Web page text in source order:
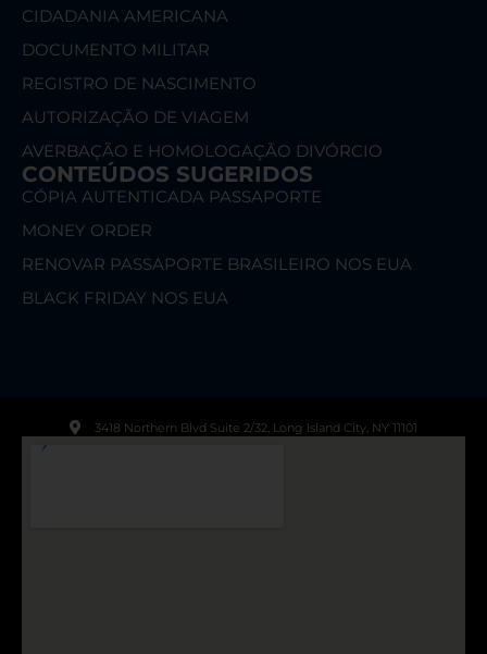
CIDADANIA AMERICANA
DOCUMENTO MILITAR
REGISTRO DE NASCIMENTO
AUTORIZAÇÃO DE VIAGEM
AVERBAÇÃO E HOMOLOGAÇÃO DIVÓRCIO
CONTEÚDOS SUGERIDOS
CÓPIA AUTENTICADA PASSAPORTE
MONEY ORDER
RENOVAR PASSAPORTE BRASILEIRO NOS EUA
BLACK FRIDAY NOS EUA
3418 Northern Blvd Suite 2/32, Long Island City, NY 11101